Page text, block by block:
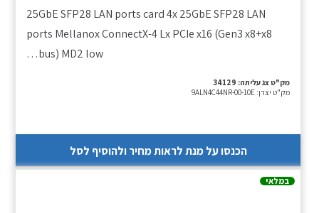
25GbE SFP28 LAN ports card 4x 25GbE SFP28 LAN
ports Mellanox ConnectX-4 Lx PCIe x16 (Gen3 x8+x8
bus) MD2 low…
מק"ט צג עליתה: 34129
מק"ט יצרן: 9ALN4C44NR-00-10E
הכנסו על מנת לראות מחיר ולהוסיף לסל
במלאי